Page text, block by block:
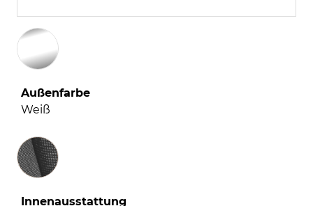
Außenfarbe
Weiß
Innenausstattung
Innenausstattung